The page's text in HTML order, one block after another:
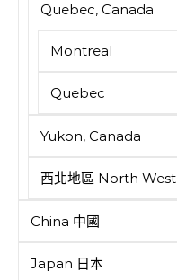
Quebec, Canada
Montreal
Quebec
Yukon, Canada
西北地區 North West
China 中國
Japan 日本